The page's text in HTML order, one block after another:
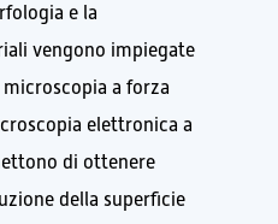
e la
vengono impiegate
a forza
elettronica a
di ottenere
della superficie